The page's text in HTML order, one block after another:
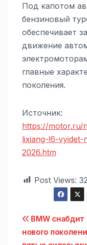
Под капотом
бензиновый
обеспечивает
движение
главные
поколения.
Источник:
https://motor.ru/
lixiang-l6-
2026.htm
Post Views: 32
BMW снабдит
нового